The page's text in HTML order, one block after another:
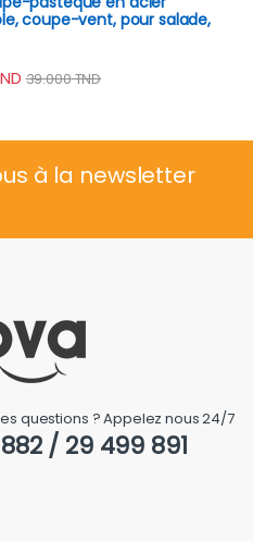
coupe-vent, pour salade,
39.000TND
à la newsletter
questions ? Appelez nous 24/7
/ 29 499 891